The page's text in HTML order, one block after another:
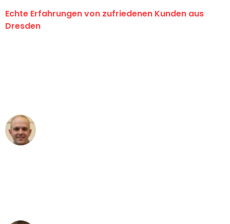
Echte Erfahrungen von zufriedenen Kunden aus
Dresden